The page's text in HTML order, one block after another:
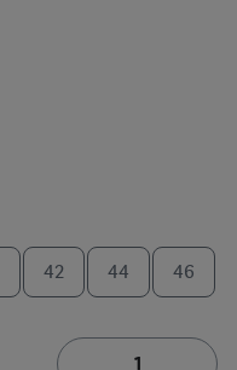
42 44 46